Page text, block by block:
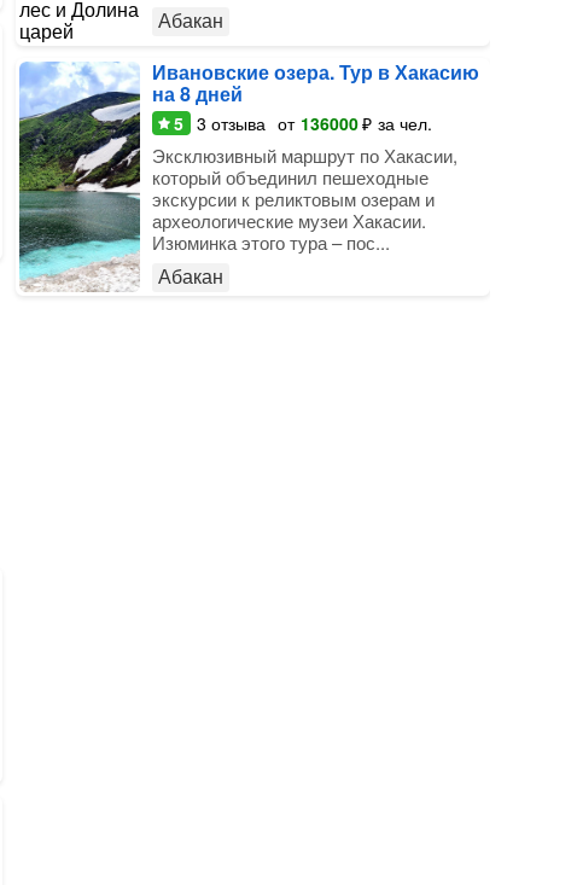
Абакан
Ивановские озера. Тур в Хакасию
на 8 дней
5 3 отзыва от 136000₽ за чел.
Эксклюзивный маршрут по Хакасии,
который объединил пешеходные
экскурсии к реликтовым озерам и
археологические музеи Хакасии.
Изюминка этого тура – пос...
Абакан